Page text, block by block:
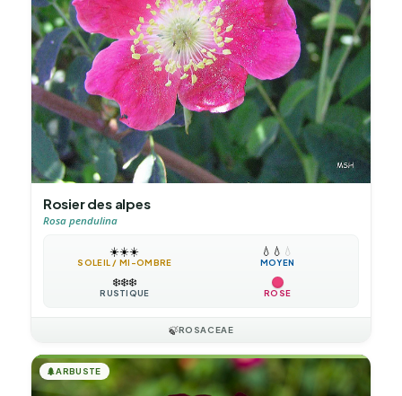
Rosier des alpes
Rosa pendulina
☀️☀️☀️
SOLEIL / MI-OMBRE
💧 💧 💧
MOYEN
❄️❄️❄️
RUSTIQUE ROSE
🍃ROSACEAE
🌲ARBUSTE